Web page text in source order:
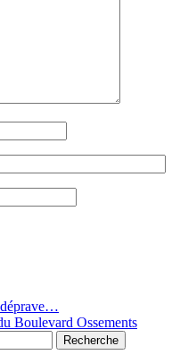
déprave…
Boulevard Ossements
Recherche